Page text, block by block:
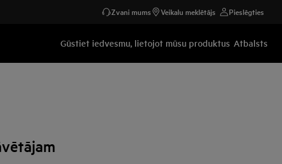
Zvani mums Veikalu meklētājs Pieslēgties
Gūstiet iedvesmu, lietojot mūsu produktus Atbalsts